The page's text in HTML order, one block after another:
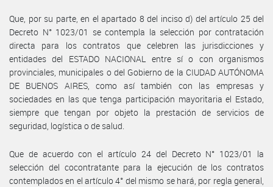
Que, por su parte, en el apartado 8 del inciso d) del artículo 25 del
Decreto N° 1023/01 se contempla la selección por contratación
directa para los contratos que celebren las jurisdicciones y
entidades del ESTADO NACIONAL entre sí o con organismos
provinciales, municipales o del Gobierno de la CIUDAD AUTÓNOMA
DE BUENOS AIRES, como así también con las empresas y
sociedades en las que tenga participación mayoritaria el Estado,
siempre que tengan por objeto la prestación de servicios de
seguridad, logística o de salud.
Que de acuerdo con el artículo 24 del Decreto N° 1023/01 la
selección del cocontratante para la ejecución de los contratos
contemplados en el artículo 4° del mismo se hará, por regla general,